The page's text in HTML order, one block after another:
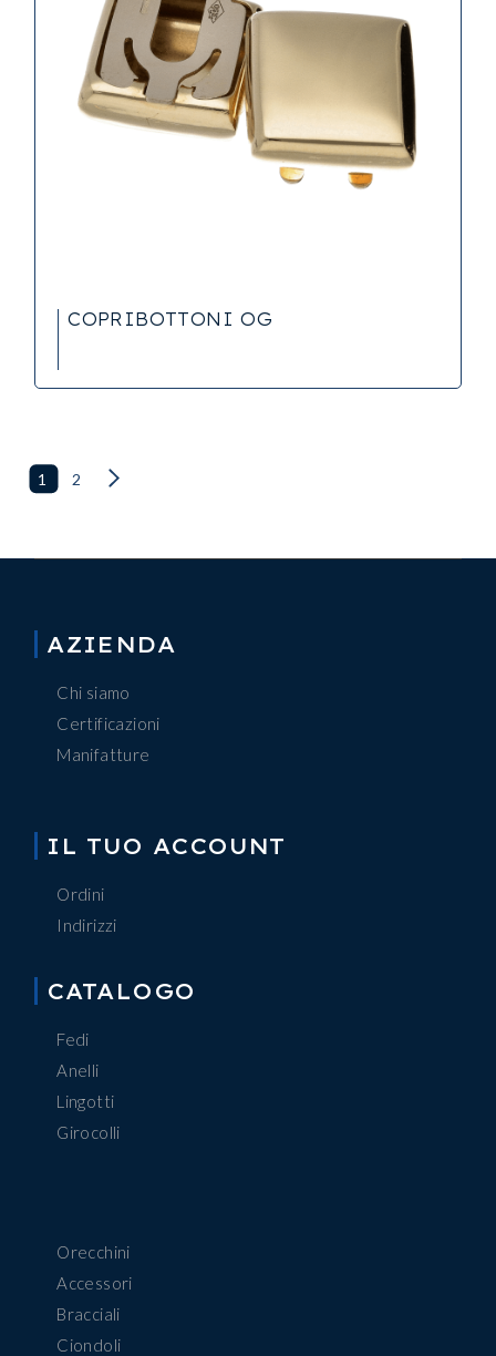
COPRIBOTTONI OG
1 2
AZIENDA
Chi siamo
Certificazioni
Manifatture
IL TUO ACCOUNT
Ordini
Indirizzi
CATALOGO
Fedi
Anelli
Lingotti
Girocolli
Orecchini
Accessori
Bracciali
Ciondoli